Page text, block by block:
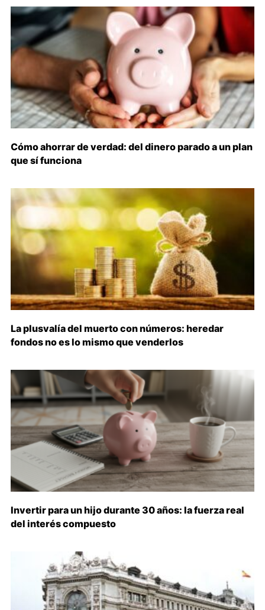
Cómo ahorrar de verdad: del dinero parado a un plan
que sí funciona
La plusvalía del muerto con números: heredar
fondos no es lo mismo que venderlos
Invertir para un hijo durante 30 años: la fuerza real
del interés compuesto